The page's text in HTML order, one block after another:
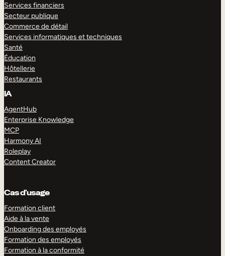
Services financiers
Secteur publique
Commerce de détail
Services informatiques et techniques
Santé
Éducation
Hôtellerie
Restaurants
IA
AgentHub
Enterprise Knowledge
MCP
Harmony AI
Roleplay
Content Creator
Cas d’usage
Formation client
Aide à la vente
Onboarding des employés
Formation des employés
Formation à la conformité